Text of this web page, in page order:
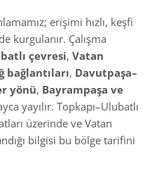
erişimi hızlı, keşfi
kurgulanır. Çalışma
çevresi, Vatan
bağlantıları, Davutpaşa–
yönü, Bayrampaşa ve
yayılır. Topkapı–Ulubatlı
üzerinde ve Vatan
bilgisi bu bölge tarifini